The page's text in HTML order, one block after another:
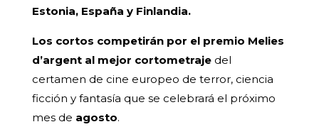
Estonia, España y Finlandia.
Los cortos competirán por el premio Melies
d’argent al mejor cortometrajedel
certamen de cine europeo de terror, ciencia
ficción y fantasía que se celebrará el próximo
mes de agosto.